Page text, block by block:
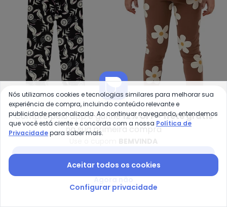
Malwee Kids - Calça Legging
Calça Legging Tropical
(Preto)
R$ 39,13R$ 55,90
(Marrom)
R$ 45,43R$ 69,90
-72%
-35%
Compre pelo app e ganhe12% OFF + frete grátis
na sua primeira compra
Nós utilizamos cookies e tecnologias similares para melhorar sua
experiência de compra, incluindo conteúdo relevante e
publicidade personalizada. Ao continuar navegando, entendemos
que você está ciente e concorda com a nossa Política de
Privacidadepara saber mais.
Aceitar todos os cookies
Configurar privacidade